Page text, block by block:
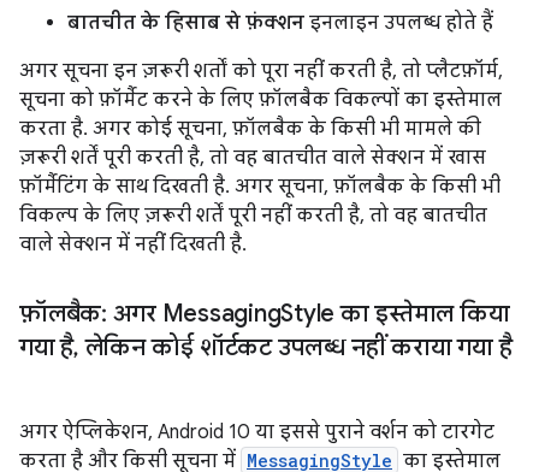
बातचीत के हिसाब से फ़ंक्शन इनलाइन उपलब्ध होते हैं
अगर सूचना इन ज़रूरी शर्तों को पूरा नहीं करती है, तो प्लैटफ़ॉर्म,
सूचना को फ़ॉर्मैट करने के लिए फ़ॉलबैक विकल्पों का इस्तेमाल
करता है. अगर कोई सूचना, फ़ॉलबैक के किसी भी मामले की
ज़रूरी शर्तें पूरी करती है, तो वह बातचीत वाले सेक्शन में खास
फ़ॉर्मैटिंग के साथ दिखती है. अगर सूचना, फ़ॉलबैक के किसी भी
विकल्प के लिए ज़रूरी शर्तें पूरी नहीं करती है, तो वह बातचीत
वाले सेक्शन में नहीं दिखती है.
फ़ॉलबैक: अगर MessagingStyle का इस्तेमाल किया
गया है, लेकिन कोई शॉर्टकट उपलब्ध नहीं कराया गया है
अगर ऐप्लिकेशन, Android 10 या इससे पुराने वर्शन को टारगेट
करता है और किसी सूचना में MessagingStyle का इस्तेमाल